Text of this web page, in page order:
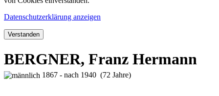
Datenschutzerklärung anzeigen
Verstanden
BERGNER, Franz Hermann
1867 - nach 1940 (72 Jahre)